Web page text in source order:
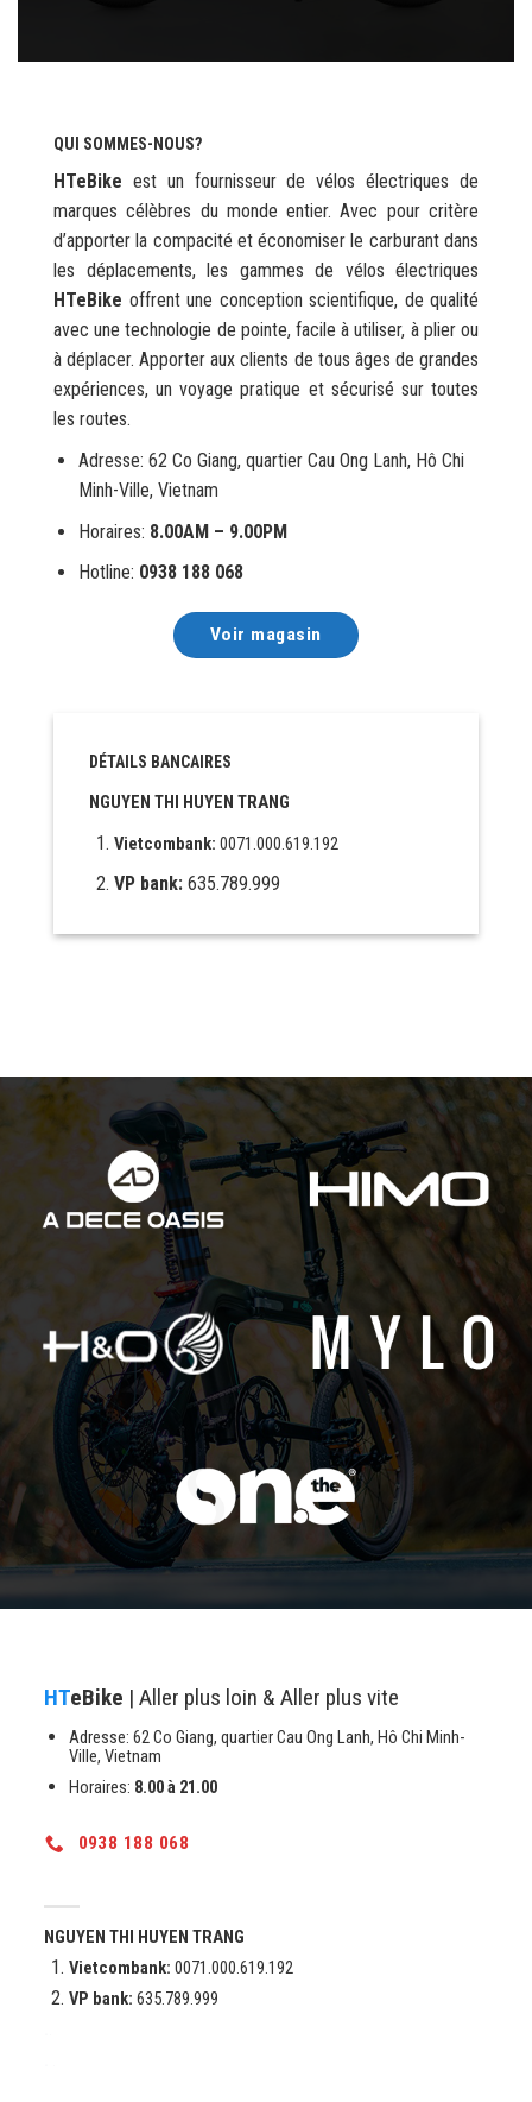
QUI SOMMES-NOUS?
HTeBike est un fournisseur de vélos électriques de
marques célèbres du monde entier. Avec pour critère
d’apporter la compacité et économiser le carburant dans
les déplacements, les gammes de vélos électriques
HTeBike offrent une conception scientifique, de qualité
avec une technologie de pointe, facile à utiliser, à plier ou
à déplacer. Apporter aux clients de tous âges de grandes
expériences, un voyage pratique et sécurisé sur toutes
les routes.
Adresse: 62 Co Giang, quartier Cau Ong Lanh, Hô Chi
Minh-Ville, Vietnam
Horaires: 8.00AM – 9.00PM
Hotline: 0938 188 068
Voir magasin
DÉTAILS BANCAIRES
NGUYEN THI HUYEN TRANG
Vietcombank: 0071.000.619.192
VP bank:635.789.999
HTeBike | Aller plus loin & Aller plus vite
Adresse: 62 Co Giang, quartier Cau Ong Lanh, Hô Chi Minh-
Ville, Vietnam
Horaires: 8.00 à 21.00
0938 188 068
NGUYEN THI HUYEN TRANG
Vietcombank: 0071.000.619.192
VP bank: 635.789.999